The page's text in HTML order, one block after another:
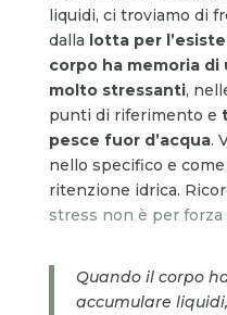
liquidi, ci troviamo di
dalla lotta per
corpo ha memoria
molto stressanti,
punti di riferimento e
pesce fuor d’acqua.
nello specifico e
ritenzione idrica.
stress non è per forza
Quando il corpo
accumulare